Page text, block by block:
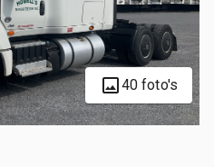
40 foto's